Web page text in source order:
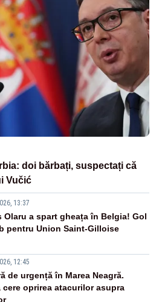
doi bărbați, suspectați că
Vučić
13:37
Olaru a spart gheața în Belgia! Gol
pentru Union Saint-Gilloise
12:45
de urgență în Marea Neagră.
cere oprirea atacurilor asupra